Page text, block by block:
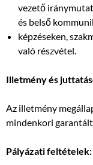
vezető
és belső
képzéseken,
való részvétel.
Illetmény és
Az illetmény
mindenkori
Pályázati feltételek: